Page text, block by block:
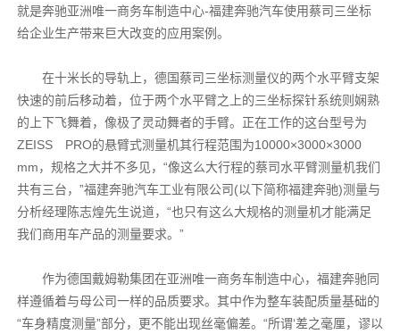
就是奔驰亚洲唯一商务车制造中心-福建奔驰汽车使用蔡司三坐标
给企业生产带来巨大改变的应用案例。
在十米长的导轨上，德国蔡司三坐标测量仪的两个水平臂支架
快速的前后移动着，位于两个水平臂之上的三坐标探针系统则娴熟
的上下飞舞着，像极了灵动舞者的手臂。正在工作的这台型号为
ZEISS PRO的悬臂式测量机其行程范围为10000×3000×3000
mm，规格之大并不多见，“像这么大行程的蔡司水平臂测量机我们
共有三台，”福建奔驰汽车工业有限公司(以下简称福建奔驰)测量与
分析经理陈志煌先生说道，“也只有这么大规格的测量机才能满足
我们商用车产品的测量要求。”
作为德国戴姆勒集团在亚洲唯一商务车制造中心，福建奔驰同
样遵循着与母公司一样的品质要求。其中作为整车装配质量基础的
“车身精度测量”部分，更不能出现丝毫偏差。“所谓‘差之毫厘，谬以